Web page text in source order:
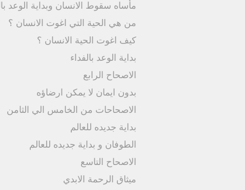
مأساه سقوط الانسان وبداية الوعد
من هي الحية التي اغوت الانسان ؟
كيف اغوت الحية الانسان ؟
بداية الوعد بالفداء
الاصحاح الرابع
بدون ايمان لا يمكن ارضاؤه
الاصحاحات من الخامس الي الثامن
بداية جديده للعالم
الطوفان و بداية جديده للعالم
الاصحاح التاسع
ميثاق الرحمة الابدي